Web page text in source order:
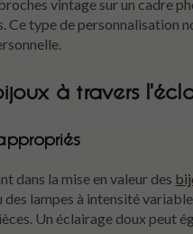
vintage sur un cadre
Ce type de personnalisation
à travers
dans la mise en valeur des
lampes à intensité
Un éclairage doux peut